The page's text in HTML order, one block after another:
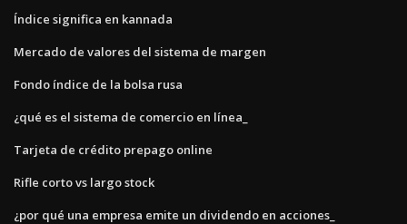
Índice significa en kannada
Mercado de valores del sistema de margen
Fondo índice de la bolsa rusa
¿qué es el sistema de comercio en línea_
Tarjeta de crédito prepago online
Rifle corto vs largo stock
¿por qué una empresa emite un dividendo en acciones_